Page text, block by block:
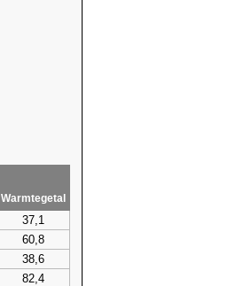
Warmtegetal
37,1
60,8
38,6
82,4